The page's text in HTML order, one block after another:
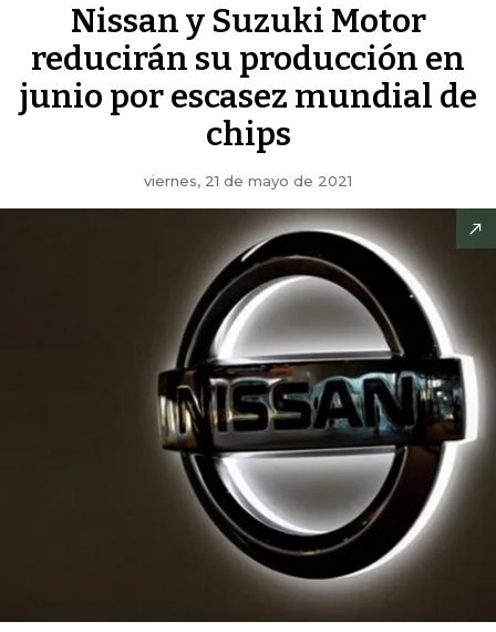
Nissan y Suzuki Motor
reducirán su producción en
junio por escasez mundial de
chips
viernes, 21 de mayo de 2021